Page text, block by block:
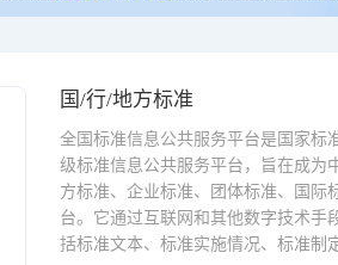
国/行/地方标准
全国标准信息公共服务平台是国家标
级标准信息公共服务平台，旨在成为
方标准、企业标准、团体标准、国际
台。它通过互联网和其他数字技术手
括标准文本、标准实施情况、标准制